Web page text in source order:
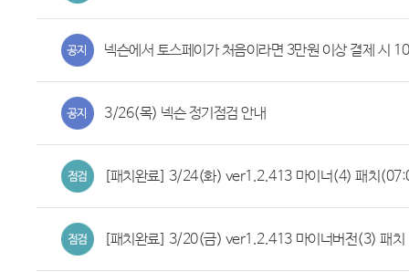
넥슨에서 토스페이가 처음이라면 3만원 이상 결제 시
3/26(목) 넥슨 정기점검 안내
[패치완료] 3/24(화) ver1.2.413 마이너(4) 패치
[패치완료] 3/20(금) ver1.2.413 마이너버전(3) 패